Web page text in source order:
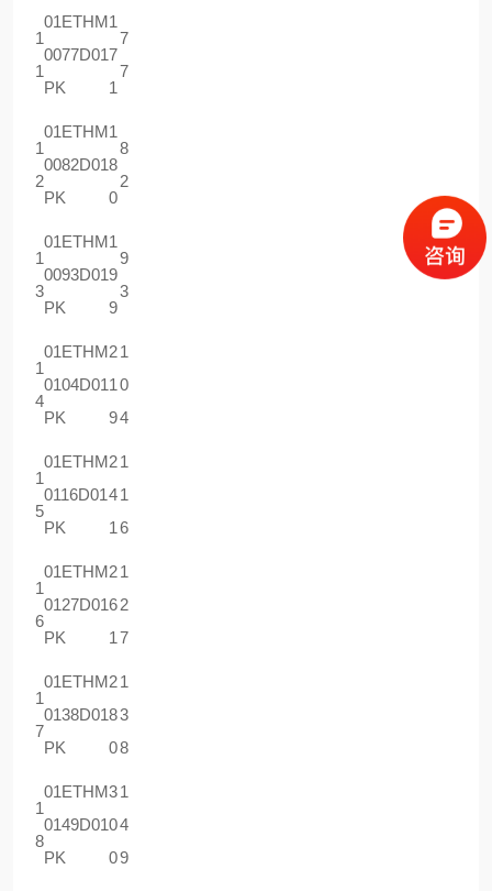
1
1
01ETHM
0077D01
PK
1
7
1
7
7
1
2
01ETHM
0082D01
PK
1
8
0
8
2
1
3
01ETHM
0093D01
PK
1
9
9
9
3
1
4
01ETHM
0104D01
PK
2
1
9
1
0
4
1
5
01ETHM
0116D01
PK
2
4
1
1
1
6
1
6
01ETHM
0127D01
PK
2
6
1
1
2
7
1
7
01ETHM
0138D01
PK
2
8
0
1
3
8
1
8
01ETHM
0149D01
PK
3
0
0
1
4
9